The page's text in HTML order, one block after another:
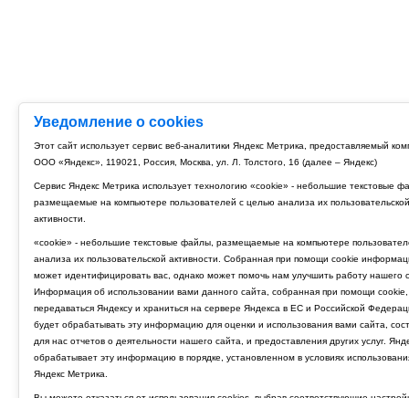
Уведомление о cookies
Этот сайт использует сервис веб-аналитики Яндекс Метрика, предоставляемый
ООО «Яндекс», 119021, Россия, Москва, ул. Л. Толстого, 16 (далее – Яндекс)
Сервис Яндекс Метрика использует технологию «cookie» - небольшие текстовые
размещаемые на компьютере пользователей с целью анализа их пользовательской
активности.
«cookie» - небольшие текстовые файлы, размещаемые на компьютере
анализа их пользовательской активности. Собранная при помощи cookie
может идентифицировать вас, однако может помочь нам улучшить работу нашего
Информация об использовании вами данного сайта, собранная при помощи cookie,
передаваться Яндексу и храниться на сервере Яндекса в ЕС и Российской
будет обрабатывать эту информацию для оценки и использования вами сайта,
для нас отчетов о деятельности нашего сайта, и предоставления других услуг.
обрабатывает эту информацию в порядке, установленном в условиях
Яндекс Метрика.